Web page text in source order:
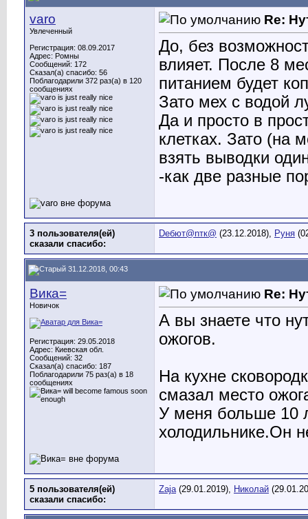
varo
Увлеченный
Регистрация: 08.09.2017
Адрес: Ромны
Сообщений: 172
Сказал(а) спасибо: 56
Поблагодарили 372 раз(а) в 120
сообщениях
Re:
До, без
влияет. После 8
питанием будет
Зато мех с водой
Да и просто в
клетках. Зато (на
взять выводки
-как две разные
3 пользователя(ей)
сказали cпасибо:
Dебют@nтк@ (23.12.2018), Руня
31.12.2018, 00:43
Вика=
Новичок
Регистрация: 29.05.2018
Адрес: Киевская обл.
Сообщений: 32
Сказал(а) спасибо: 187
Поблагодарили 75 раз(а) в 18
сообщениях
Re:
А вы знаете что
ожогов.
На кухне
смазал место
У меня больше 10
холодильнике.Он
5 пользователя(ей)
сказали cпасибо:
Zaja(29.01.2019), Николай